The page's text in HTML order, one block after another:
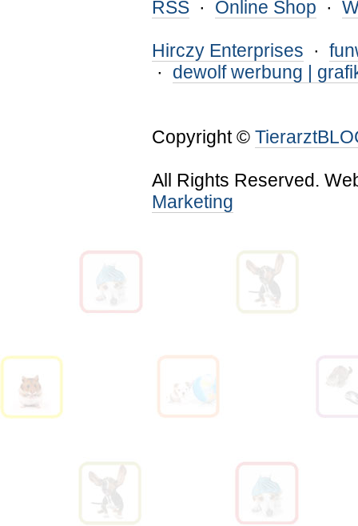
RSS · Online Shop ·
Hirczy Enterprises ·
· dewolf werbung |
Copyright ©
All Rights Reserved.
Marketing